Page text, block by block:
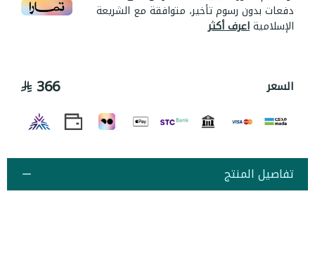
دفعات بدون رسوم تأخير، متوافقة مع الشريعة
الإسلاميةاعرف أكثر
السعر 366
تفاصيل المنتج